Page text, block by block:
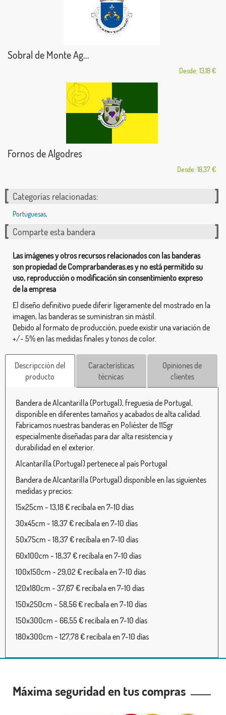
Sobral de Monte Ag...
Desde: 13,18 €
Fornos de Algodres
Desde: 18,37 €
Categorías relacionadas:
Portuguesas,
Comparte esta bandera
Las imágenes y otros recursos relacionados con las banderas
son propiedad de Comprarbanderas.es y no está permitido su
uso, reproducción o modificación sin consentimiento expreso
de la empresa
El diseño definitivo puede diferir ligeramente del mostrado en la
imagen, las banderas se suministran sin mástil.
Debido al formato de producción, puede existir una variación de
+/- 5% en las medidas finales y tonos de color.
Descripcción del
producto
Características
técnicas
Opiniones de
clientes
Bandera de Alcantarilla (Portugal), freguesia de Portugal,
disponible en diferentes tamaños y acabados de alta calidad.
Fabricamos nuestras banderas en Poliéster de 115gr
especialmente diseñadas para dar alta resistencia y
durabilidad en el exterior.
Alcantarilla (Portugal) pertenece al país Portugal
Bandera de Alcantarilla (Portugal) disponible en las siguientes
medidas y precios:
15x25cm - 13,18 € recíbala en 7-10 días
30x45cm - 18,37 € recíbala en 7-10 días
50x75cm - 18,37 € recíbala en 7-10 días
60x100cm - 18,37 € recíbala en 7-10 días
100x150cm - 29,02 € recíbala en 7-10 días
120x180cm - 37,67 € recíbala en 7-10 días
150x250cm - 58,56 € recíbala en 7-10 días
150x300cm - 66,55 € recíbala en 7-10 días
180x300cm - 127,78 € recíbala en 7-10 días
Máxima seguridad en tus compras